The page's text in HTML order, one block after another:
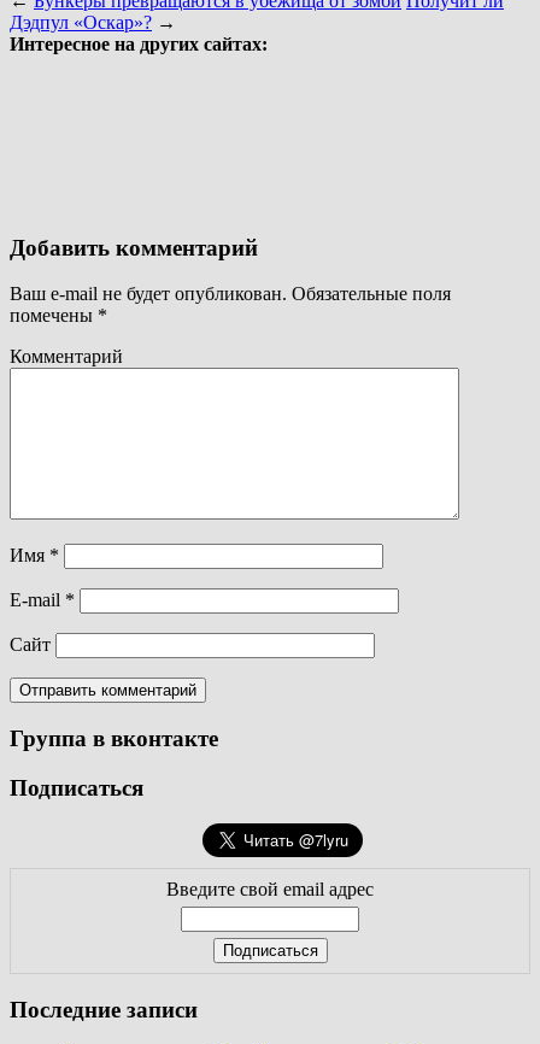
Дэдпул «Оскар»? →
Интересное на других сайтах:
Добавить комментарий
Ваш e-mail не будет опубликован. Обязательные поля
помечены *
Комментарий
Имя *
E-mail *
Сайт
Группа в вконтакте
Подписаться
Введите свой email адрес
Последние записи